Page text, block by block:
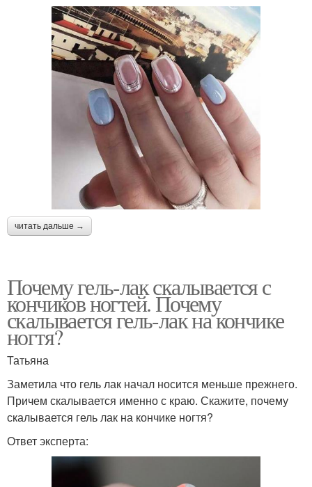
читать дальше →
Почему гель-лак скалывается с
кончиков ногтей. Почему
скалывается гель-лак на кончике
ногтя?
Татьяна
Заметила что гель лак начал носится меньше прежнего.
Причем скалывается именно с краю. Скажите, почему
скалывается гель лак на кончике ногтя?
Ответ эксперта: